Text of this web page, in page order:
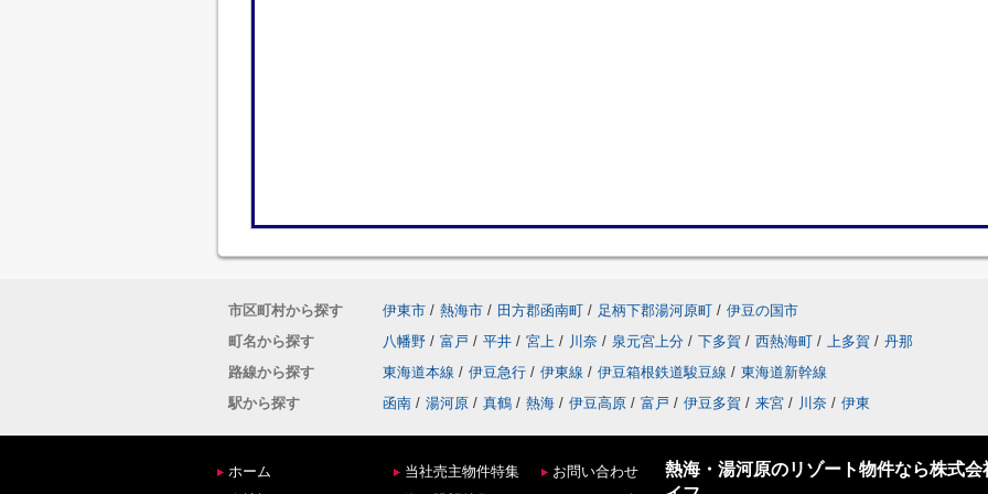
市区町村から探す 伊東市 / 熱海市 / 田方郡函南町 / 足柄下郡湯河原町 / 伊豆の国市
町名から探す
八幡野 / 富戸 / 平井 / 宮上 / 川奈 / 泉元宮上分 / 下多賀 / 西熱海町 / 上多賀 / 丹那
路線から探す
東海道本線 / 伊豆急行 / 伊東線 / 伊豆箱根鉄道駿豆線 / 東海道新幹線
駅から探す
函南 / 湯河原 / 真鶴 / 熱海 / 伊豆高原 / 富戸 / 伊豆多賀 / 来宮 / 川奈 / 伊東
ホーム
当社売主物件特集
お問い合わせ
熱海・湯河原のリゾート物件なら株式会